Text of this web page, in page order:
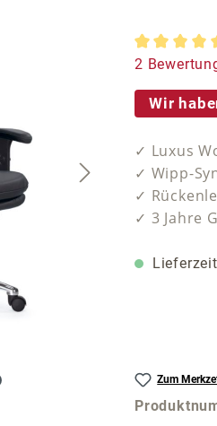
2
Wir
✓ Luxus
✓ Wipp-
✓
✓ 3 Jahre
Zum